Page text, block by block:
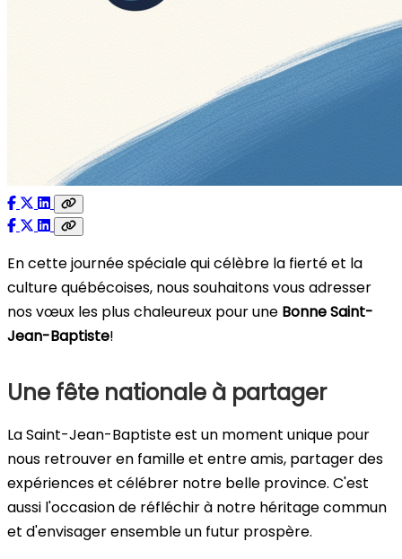
En cette journée spéciale qui célèbre la fierté et la
culture québécoises, nous souhaitons vous adresser
nos vœux les plus chaleureux pour une Bonne Saint-
Jean-Baptiste!
Une fête nationale à partager
La Saint-Jean-Baptiste est un moment unique pour
nous retrouver en famille et entre amis, partager des
expériences et célébrer notre belle province. C'est
aussi l'occasion de réfléchir à notre héritage commun
et d'envisager ensemble un futur prospère.